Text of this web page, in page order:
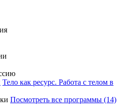
Тело как ресурс. Работа с телом в
Посмотреть все программы (14)